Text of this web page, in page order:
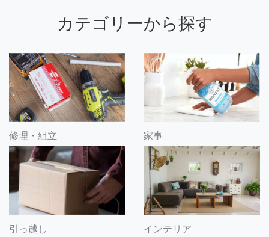
カテゴリーから探す
修理・組立 家事
引っ越し インテリア